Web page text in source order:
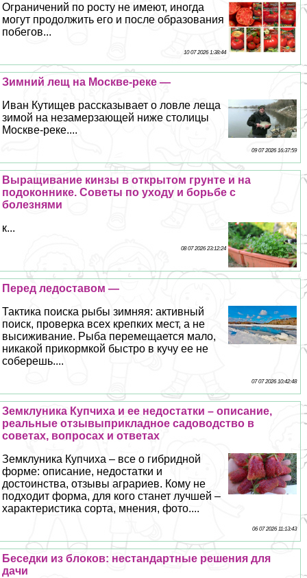
Ограничений по росту не имеют, иногда
могут продолжить его и после образования
побегов...
10 07 2026 1:38:44
Зимний лещ на Москве-реке —
Иван Кутищев рассказывает о ловле леща
зимой на незамерзающей ниже столицы
Москве-реке....
09 07 2026 16:37:59
Выращивание кинзы в открытом грунте и на
подоконнике. Советы по уходу и борьбе с
болезнями
к...
08 07 2026 23:12:24
Перед ледоставом —
Тактика поиска рыбы зимняя: активный
поиск, проверка всех крепких мест, а не
высиживание. Рыба перемещается мало,
никакой прикормкой быстро в кучу ее не
соберешь....
07 07 2026 10:42:48
Земклуника Купчиха и ее недостатки – описание,
реальные отзывыприкладное садоводство в
советах, вопросах и ответах
Земклуника Купчиха – все о гибридной
форме: описание, недостатки и
достоинства, отзывы аграриев. Кому не
подходит форма, для кого станет лучшей –
хаpaктеристика сорта, мнения, фото....
06 07 2026 11:13:43
Беседки из блоков: нестандартные решения для
дачи